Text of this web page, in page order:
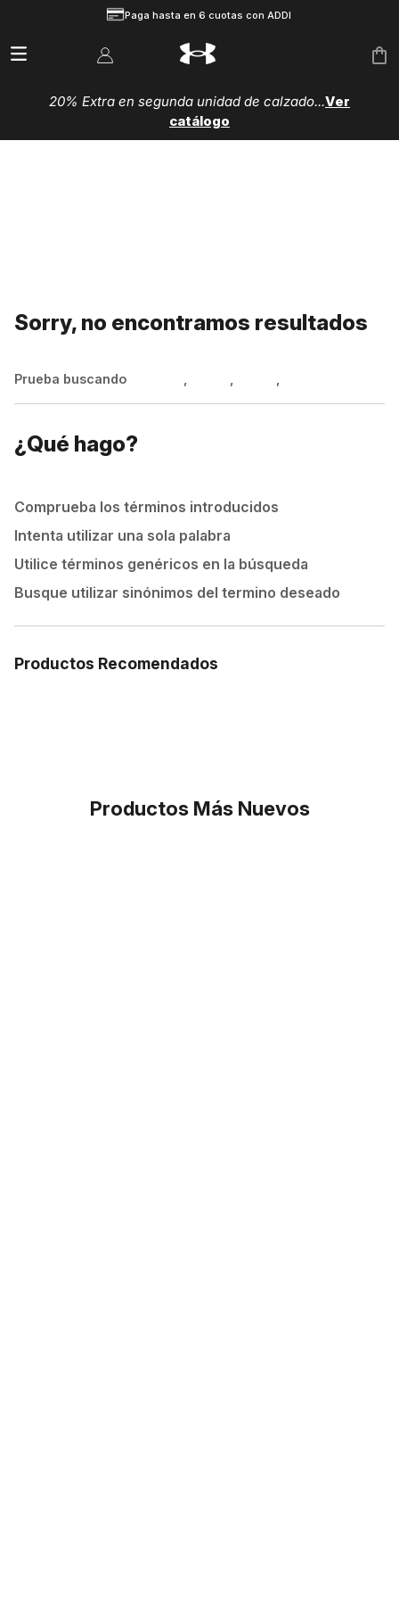
Paga hasta en 6 cuotas con ADDI
20% Extra en segunda unidad de calzado...Ver
catálogo
Sorry, no encontramos resultados
Prueba buscando , , ,
¿Qué hago?
Comprueba los términos introducidos
Intenta utilizar una sola palabra
Utilice términos genéricos en la búsqueda
Busque utilizar sinónimos del termino deseado
Productos Recomendados
Productos Más Nuevos